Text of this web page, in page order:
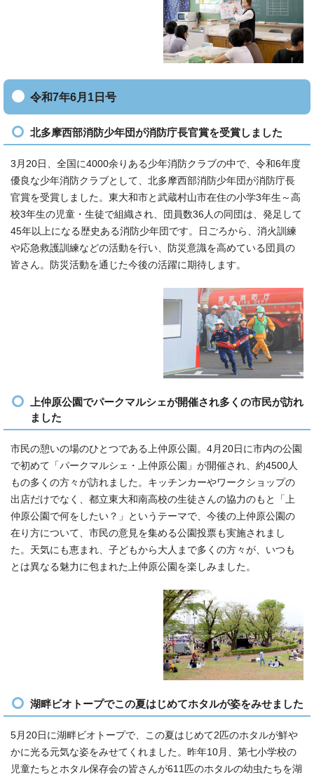
令和7年6月1日号
北多摩西部消防少年団が消防庁長官賞を受賞しました
3月20日、全国に4000余りある少年消防クラブの中で、令和6年度
優良な少年消防クラブとして、北多摩西部消防少年団が消防庁長
官賞を受賞しました。東大和市と武蔵村山市在住の小学3年生～高
校3年生の児童・生徒で組織され、団員数36人の同団は、発足して
45年以上になる歴史ある消防少年団です。日ごろから、消火訓練
や応急救護訓練などの活動を行い、防災意識を高めている団員の
皆さん。防災活動を通じた今後の活躍に期待します。
上仲原公園でパークマルシェが開催され多くの市民が訪れ
ました
市民の憩いの場のひとつである上仲原公園。4月20日に市内の公園
で初めて「パークマルシェ・上仲原公園」が開催され、約4500人
もの多くの方々が訪れました。キッチンカーやワークショップの
出店だけでなく、都立東大和南高校の生徒さんの協力のもと「上
仲原公園で何をしたい？」というテーマで、今後の上仲原公園の
在り方について、市民の意見を集める公園投票も実施されまし
た。天気にも恵まれ、子どもから大人まで多くの方々が、いつも
とは異なる魅力に包まれた上仲原公園を楽しみました。
湖畔ビオトープでこの夏はじめてホタルが姿をみせました
5月20日に湖畔ビオトープで、この夏はじめて2匹のホタルが鮮や
かに光る元気な姿をみせてくれました。昨年10月、第七小学校の
児童たちとホタル保存会の皆さんが611匹のホタルの幼虫たちを湖